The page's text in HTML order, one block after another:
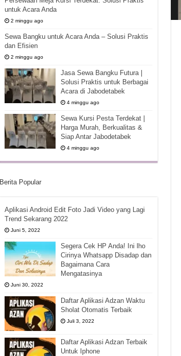
untuk Acara Anda
2 minggu ago
Sewa Bangku untuk Acara Anda – Solusi Praktis
dan Efisien
2 minggu ago
Jasa Sewa Bangku Futura |
Solusi Praktis untuk Berbagai
Acara di Jabodetabek
4 minggu ago
Sewa Kursi Pesta Terdekat |
Harga Murah, Berkualitas &
Siap Antar Jabodetabek
4 minggu ago
Berita Popular
Aplikasi Android Edit Foto Jadi Video yang Lagi
Trend Sekarang 2022
Juni 5, 2022
Segera Cek HP Anda! Ini lho
Cirinya Whatsapp Disadap dan
Bagaimana Cara
Mengatasinya
Juni 30, 2022
Daftar Aplikasi Adzan Waktu
Sholat Otomatis Terbaik
Juli 3, 2022
Daftar Aplikasi Adzan Terbaik
Untuk Iphone